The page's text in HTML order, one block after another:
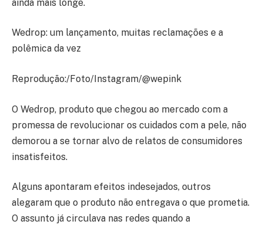
ainda mais longe.
Wedrop: um lançamento, muitas reclamações e a
polêmica da vez
Reprodução:/Foto/Instagram/@wepink
O Wedrop, produto que chegou ao mercado com a
promessa de revolucionar os cuidados com a pele, não
demorou a se tornar alvo de relatos de consumidores
insatisfeitos.
Alguns apontaram efeitos indesejados, outros
alegaram que o produto não entregava o que prometia.
O assunto já circulava nas redes quando a